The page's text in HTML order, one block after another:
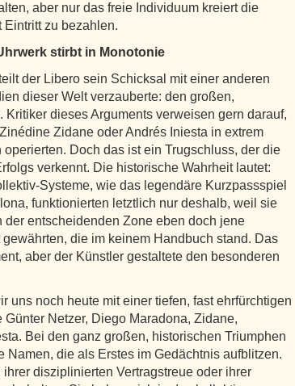
aber nur das freie Individuum kreiert die
Eintritt zu bezahlen.
stirbt in Monotonie
der Libero sein Schicksal mit einer anderen
dieser Welt verzauberte: den großen,
Kritiker dieses Arguments verweisen gern darauf,
Zidane oder Andrés Iniesta in extrem
Doch das ist ein Trugschluss, der die
verkennt. Die historische Wahrheit lautet:
Systeme, wie das legendäre Kurzpassspiel
funktionierten letztlich nur deshalb, weil sie
der entscheidenden Zone eben doch jene
die im keinem Handbuch stand. Das
aber der Künstler gestaltete den besonderen
uns noch heute mit einer tiefen, fast ehrfürchtigen
Netzer, Diego Maradona, Zidane,
Bei den ganz großen, historischen Triumphen
Namen, die als Erstes im Gedächtnis aufblitzen.
disziplinierten Vertragstreue oder ihrer